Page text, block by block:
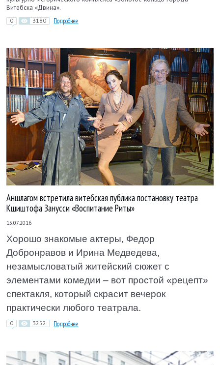
Витебска «Двина».
0 3180 Подробнее
Аншлагом встретила витебская публика постановку театра
Кшиштофа Занусси «Воспитание Риты»
15.07.2016
Хорошо знакомые актеры, Федор
Добронравов и Ирина Медведева,
незамысловатый житейский сюжет с
элементами комедии – вот простой «рецепт»
спектакля, который скрасит вечерок
практически любого театрала.
0 3252 Подробнее